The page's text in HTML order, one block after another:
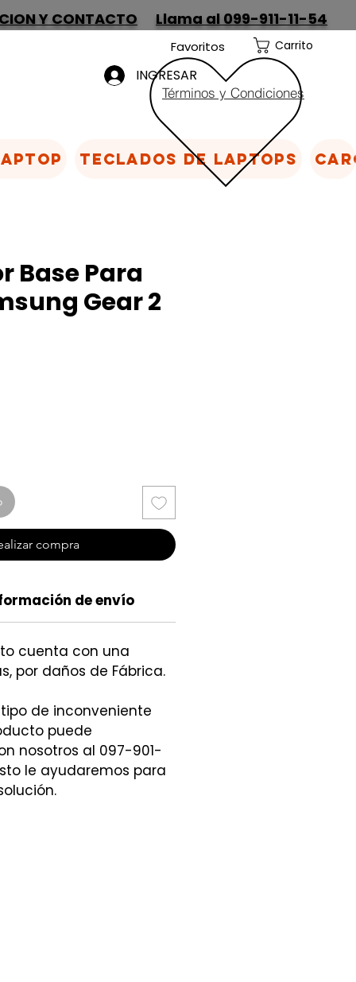
Y CONTACTO Llama al 099-911-11-54
Favoritos Carrito
Términos y Condiciones
INGRESAR
Base Para
Gear 2
compra
de envío
cuenta con una
por daños de Fábrica.
de inconveniente
puede
nosotros al 097-901-
le ayudaremos para
Teclados de laptops